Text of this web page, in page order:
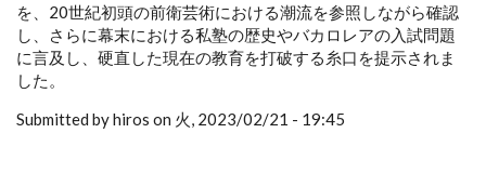
を、20世紀初頭の前衛芸術における潮流を参照しながら確認
し、さらに幕末における私塾の歴史やバカロレアの入試問題
に言及し、硬直した現在の教育を打破する糸口を提示されま
した。
Submitted by hiros on 火, 2023/02/21 - 19:45